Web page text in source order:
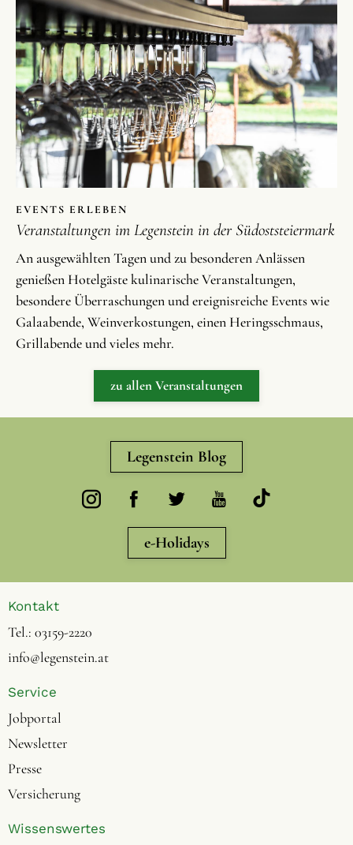
EVENTS ERLEBEN
Veranstaltungen im Legenstein in der Südoststeiermark
An ausgewählten Tagen und zu besonderen Anlässen
genießen Hotelgäste kulinarische Veranstaltungen,
besondere Überraschungen und ereignisreiche Events wie
Galaabende, Weinverkostungen, einen Heringsschmaus,
Grillabende und vieles mehr.
zu allen Veranstaltungen
Legenstein Blog
e-Holidays
Kontakt
Tel.: 03159-2220
info@legenstein.at
Service
Jobportal
Newsletter
Presse
Versicherung
Wissenswertes